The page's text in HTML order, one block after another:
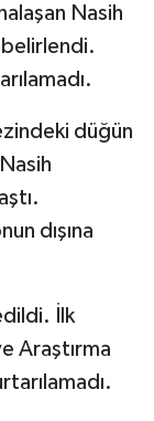
Nasih
düğün
dışına
İlk
Araştırma